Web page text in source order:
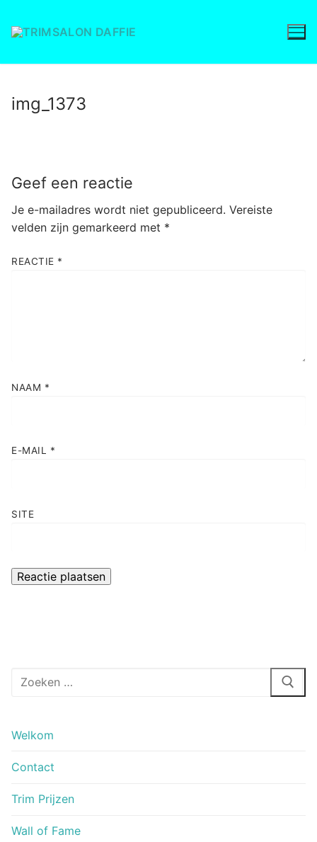
naar
inhoud
img_1373
Geef een reactie
Je e-mailadres wordt niet gepubliceerd. Vereiste
velden zijn gemarkeerd met *
REACTIE *
NAAM *
E-MAIL *
SITE
Zoeken
Welkom
Contact
Trim Prijzen
Wall of Fame